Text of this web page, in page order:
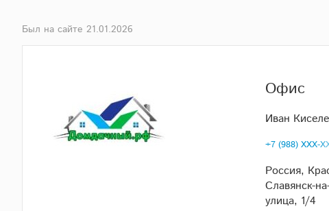
Был на сайте 21.01.2026
Офис
Иван
+7 (988) XXX-
Россия,
Славянск-
улица, 1/4